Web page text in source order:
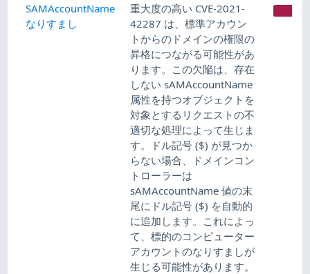
SAMAccountName
なりすまし
重大度の高い CVE-2021-
42287 は、標準アカウン
トからのドメインの権限の
昇格につながる可能性があ
ります。この欠陥は、存在
しない sAMAccountName
属性を持つオブジェクトを
対象とするリクエストの不
適切な処理によって生じま
す。ドル記号 ($) が見つか
らない場合、ドメインコン
トローラーは
sAMAccountName 値の末
尾にドル記号 ($) を自動的
に追加します。これによっ
て、標的のコンピューター
アカウントのなりすましが
生じる可能性があります。